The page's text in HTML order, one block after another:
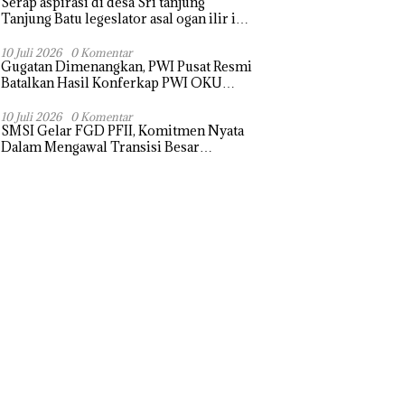
Tanjung Batu legeslator asal ogan ilir ini
tersumbat sebakan banjir jika musim
hujan
10 Juli 2026 0 Komentar
Gugatan Dimenangkan, PWI Pusat Resmi
Batalkan Hasil Konferkap PWI OKU
10 Juli 2026 0 Komentar
SMSI Gelar FGD PFII, Komitmen Nyata
Dalam Mengawal Transisi Besar